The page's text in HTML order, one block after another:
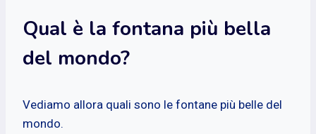
Qual è la fontana più bella
del mondo?
Vediamo allora quali sono le fontane più belle del
mondo.